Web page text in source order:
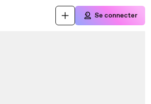
Se connecter